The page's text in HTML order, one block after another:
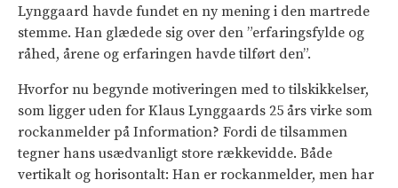
Lynggaard havde fundet en ny mening i den martrede
stemme. Han glædede sig over den ”erfaringsfylde og
råhed, årene og erfaringen havde tilført den”.
Hvorfor nu begynde motiveringen med to tilskikkelser,
som ligger uden for Klaus Lynggaards 25 års virke som
rockanmelder på Information? Fordi de tilsammen
tegner hans usædvanligt store rækkevidde. Både
vertikalt og horisontalt: Han er rockanmelder, men har